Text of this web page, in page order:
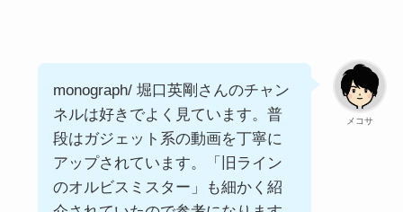
メコサ
monograph/ 堀口英剛さんのチャン
ネルは好きでよく見ています。普
段はガジェット系の動画を丁寧に
アップされています。「旧ライン
のオルビスミスター」も細かく紹